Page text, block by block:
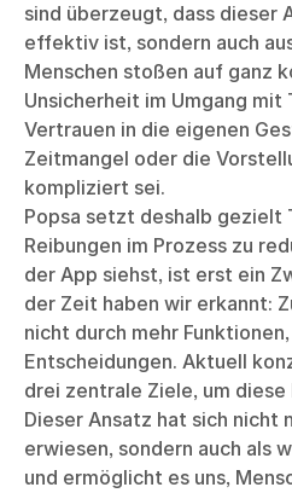
sind überzeugt, dass dieser
effektiv ist, sondern auch
Menschen stoßen auf ganz
Unsicherheit im Umgang
Vertrauen in die eigenen
Zeitmangel oder die
kompliziert sei.
Popsa setzt deshalb gezielt
Reibungen im Prozess zu
der App siehst, ist erst ein
der Zeit haben wir erkannt:
nicht durch mehr
Entscheidungen. Aktuell
drei zentrale Ziele, um
Dieser Ansatz hat sich nicht
erwiesen, sondern auch als
und ermöglicht es uns,